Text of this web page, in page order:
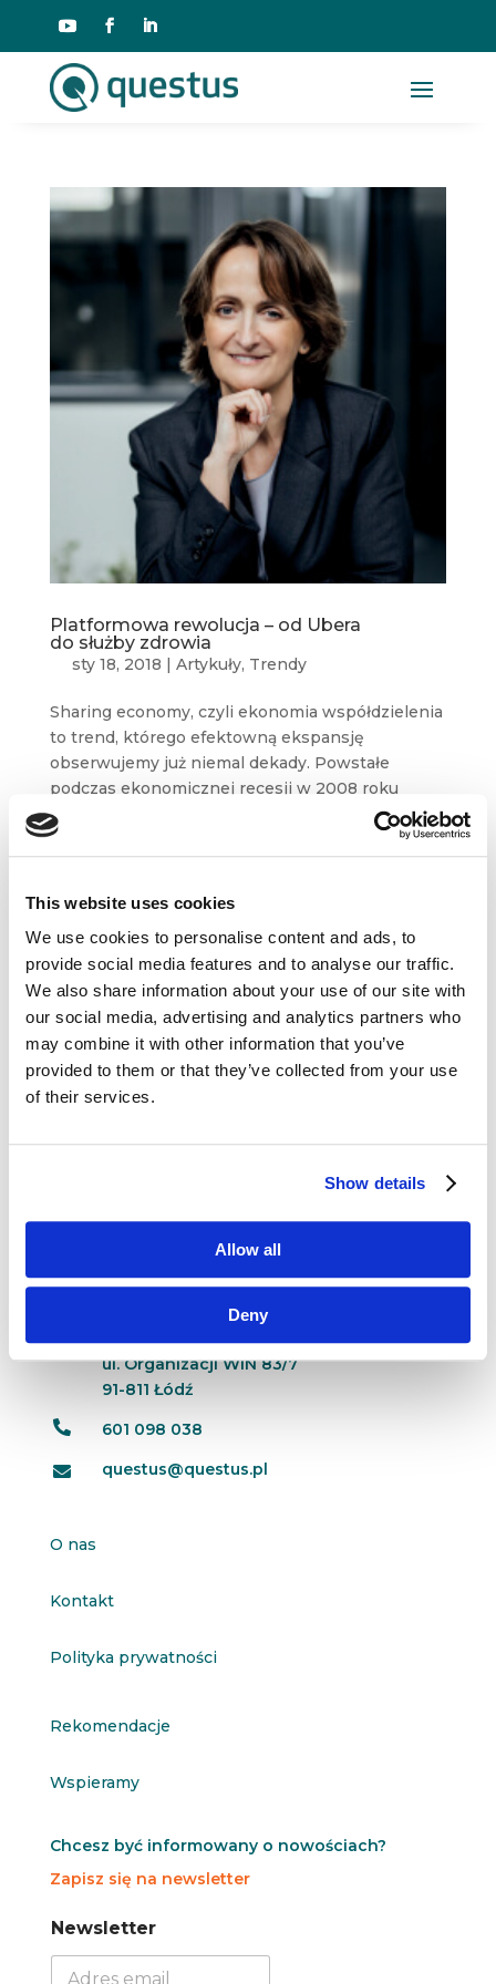
This website uses cookies
We use cookies to personalise content and ads, to
provide social media features and to analyse our traffic.
We also share information about your use of our site with
our social media, advertising and analytics partners who
may combine it with other information that you’ve
provided to them or that they’ve collected from your use
of their services.
Show details
Allow all
Deny
Platformowa rewolucja – od Ubera
do służby zdrowia
sty 18, 2018 | Artykuły, Trendy
Sharing economy, czyli ekonomia współdzielenia
to trend, którego efektowną ekspansję
obserwujemy już niemal dekady. Powstałe
podczas ekonomicznej recesji w 2008 roku
zjawisko[1] umożliwiło coraz bardziej nieufnym
konsumentom świadczyć zarezerwowane...
Efekt sieciowy, czyli słów kilka o przyszłości
cze 19, 2017|Artykuły,Trendy
Okres niezbędny do osiągnięcia 50 milionów
użytkowników skrócił się w ostatnim czasie
kilkunastokrotnie. Aby osiągnąć tak okazałą
liczbę, samolot potrzebował blisko 70 lat,
telewizja – 22 lata, a znacznie bardziej
Dane kontaktowe

questus
ul. Organizacji WiN 83/7
91-811 Łódź
 601 098 038
 questus@questus.pl
O nas
Kontakt
Polityka prywatności
Rekomendacje
Wspieramy
Chcesz być informowany o nowościach?
Zapisz się na newsletter
N
N
Newsletter